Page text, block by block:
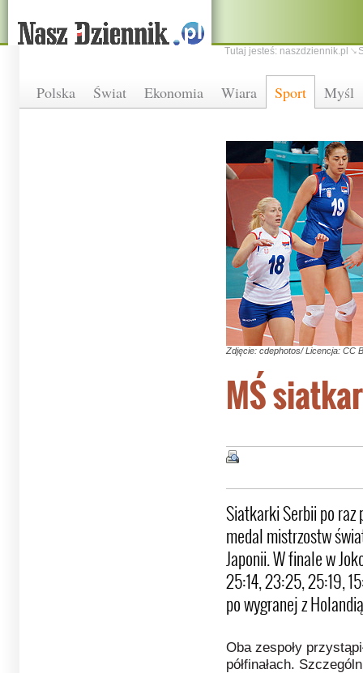
Polska Świat Ekonomia Wiara Sport Myśl
Tutaj jesteś: naszdziennik.pl
Zdjęcie: cdephotos/ Licencja: CC
MŚ
Siatkarki Serbii po raz
medal mistrzostw
Japonii. W finale w
25:14, 23:25, 25:19,
po wygranej z
Oba zespoły
półfinałach.